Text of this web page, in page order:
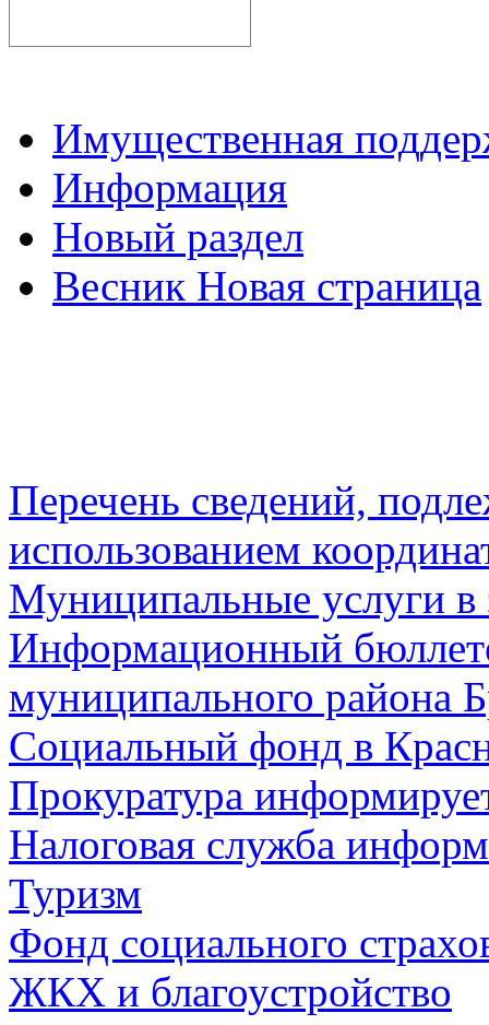
Имущественная
Информация
Новый раздел
Весник Новая страница
Перечень сведений,
использованием
Муниципальные услуги в
Информационный
муниципального района
Социальный фонд в
Прокуратура
Налоговая служба
Туризм
Фонд социального
ЖКХ и благоустройство